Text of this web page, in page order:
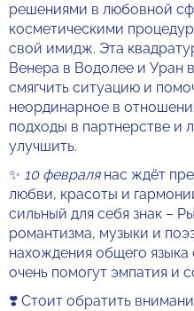
решениями в любовной
косметическими
свой имидж. Эта
Венера в Водолее и Уран
смягчить ситуацию и
неординарное в
подходы в партнерстве и
улучшить.
✨ 10 февраля нас ждёт
любви, красоты и
сильный для себя знак –
романтизма, музыки и
нахождения общего
очень помогут эмпатия и
❣️ Стоит обратить